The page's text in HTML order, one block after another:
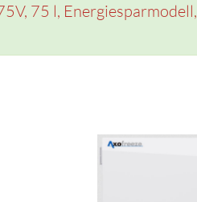
75 l, Energiesparmodell,